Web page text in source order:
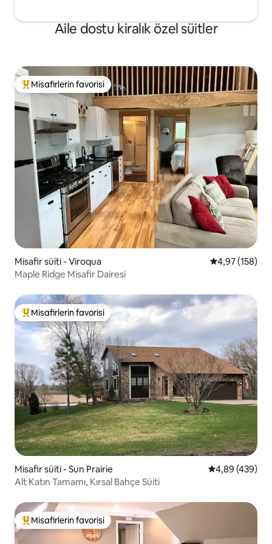
Aile dostu kiralık özel süitler
Misafirlerin favorilerinden en beğenilenler arasında
Misafirlerin favorisi
Misafir süiti - Viroqua 5 üzerinden
4,97 (158)
Maple Ridge Misafir Dairesi
Misafirlerin favorilerinden en beğenilenler arasında
Misafirlerin favorisi
Misafir süiti - Sun Prairie 5 üzerinden
4,89 (439)
Alt Katın Tamamı, Kırsal Bahçe Süiti
Misafirlerin favorilerinden en beğenilenler arasında
Misafirlerin favorisi